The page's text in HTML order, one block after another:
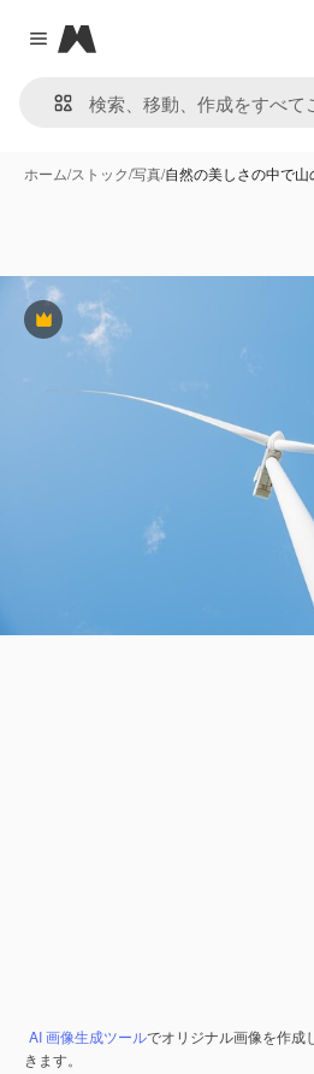
Close menu
Magnific
ホーム/ストック/写真/自然の美しさの中で
Premium
AI 画像生成ツールでオリジナル画像を作成し
きます。